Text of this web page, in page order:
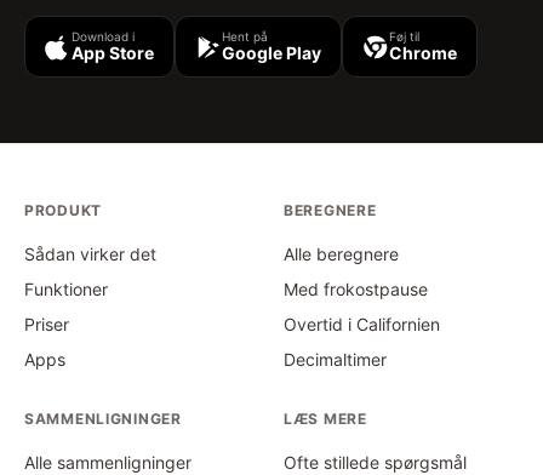
Download i
App Store
Hent på
Google Play
Føj til
Chrome
PRODUKT
Sådan virker det
Funktioner
Priser
Apps
BEREGNERE
Alle beregnere
Med frokostpause
Overtid i Californien
Decimaltimer
SAMMENLIGNINGER
Alle sammenligninger
LÆS MERE
Ofte stillede spørgsmål